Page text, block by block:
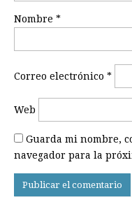
Nombre *
Correo electrónico *
Web
Guarda mi nombre,
navegador para la